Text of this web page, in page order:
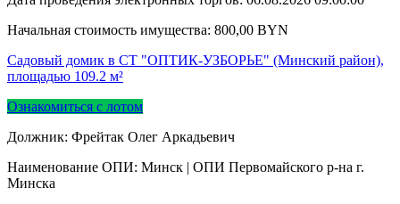
Начальная стоимость имущества: 800,00 BYN
Садовый домик в СТ "ОПТИК-УЗБОРЬЕ" (Минский район),
площадью 109.2 м²
Ознакомиться с лотом
Должник: Фрейтак Олег Аркадьевич
Наименование ОПИ: Минск | ОПИ Первомайского р-на г.
Минска